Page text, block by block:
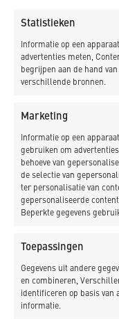
Statistieken
Informatie op een
advertenties meten,
begrijpen aan de hand
verschillende bronnen.
Marketing
Informatie op een
gebruiken om
behoeve van
de selectie van
ter personalisatie van
gepersonaliseerde
Beperkte gegevens
Toepassingen
Gegevens uit andere
en combineren,
identificeren op basis van
informatie.
leermeester. Als er
we kijken naar een
leermeester.
support om deze
is het wel net
Ons dagelijks werk is
klaren. Je komt bij
met ze. Daarom is
vaardigheden.
hulpmiddel voor
hebben ook een 4-
opgeleiden. In die
een senior mentor
werkvoorbereider,
uitvoerder. Zo